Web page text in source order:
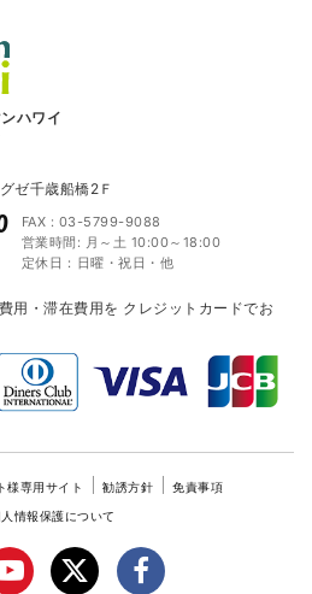
ハワイ
ゼ千歳船橋2Ｆ
FAX : 03-5799-9088
営業時間: 月～土 10:00～18:00
定休日：日曜・祝日・他
用・滞在費用を クレジットカードでお
様専用サイト 勧誘方針
免責事項
情報保護について